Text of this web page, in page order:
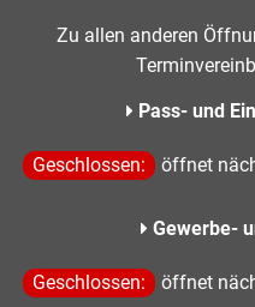
Zu allen anderen
Pass- und
Klicken, um weitere
Geschlossen: öffnet
Gewerbe-
Klicken, um weitere
Geschlossen: öffnet